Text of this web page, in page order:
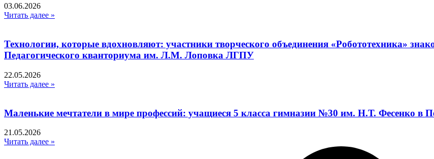
03.06.2026
Читать далее »
Технологии, которые вдохновляют: участники творческого объединения «Робототехника»
Педагогического кванториума им. Л.М. Лоповка ЛГПУ
22.05.2026
Читать далее »
Маленькие мечтатели в мире профессий: учащиеся 5 класса гимназии №30 им. Н.Т. Фесенко в
21.05.2026
Читать далее »